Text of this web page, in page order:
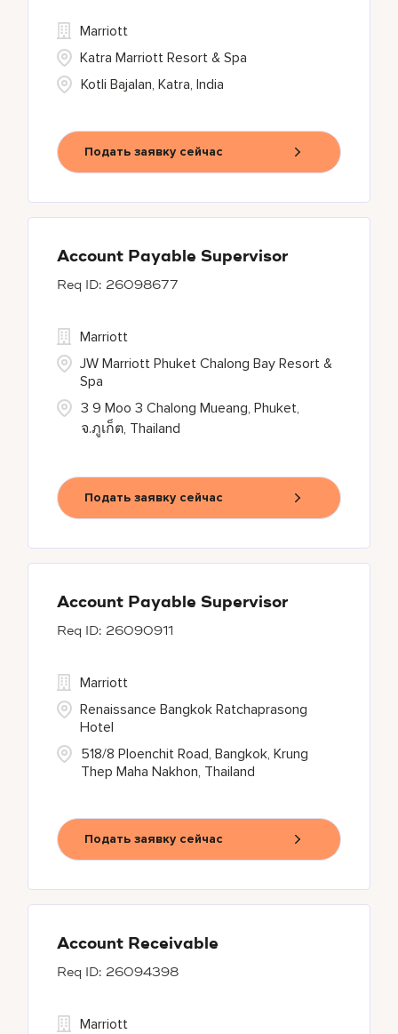
Kotli Bajalan, Katra, India
Marriott
Katra Marriott Resort & Spa
Подать заявку сейчас
Account Payable Supervisor
26098677
3 9 Moo 3 Chalong Mueang, Phuket,
จ.ภูเก็ต, Thailand
Marriott
JW Marriott Phuket Chalong Bay Resort &
Spa
Подать заявку сейчас
Account Payable Supervisor
26090911
518/8 Ploenchit Road, Bangkok, Krung
Thep Maha Nakhon, Thailand
Marriott
Renaissance Bangkok Ratchaprasong
Hotel
Подать заявку сейчас
Account Receivable
26094398
Marriott